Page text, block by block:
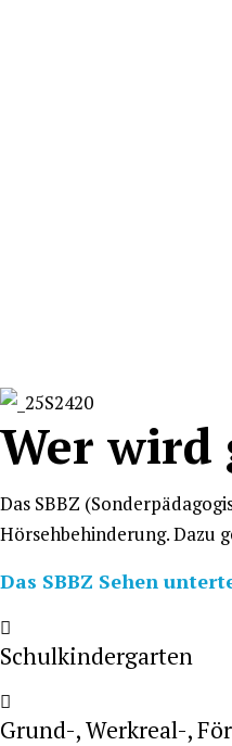
Wer wird
Das SBBZ
Hörsehbehinderung.Dazu
Das SBBZ Sehen
Schulkindergarten
Grund-, Werkreal-,